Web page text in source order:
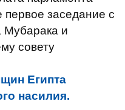
первое заседание с
Мубарака и
совету
Египта
насилия.